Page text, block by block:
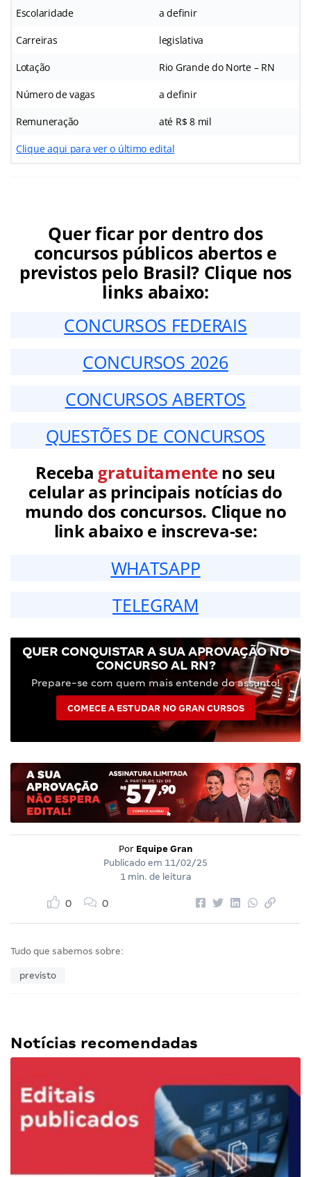
Escolaridade a definir
Carreiras legislativa
Lotação Rio Grande do Norte – RN
Número de vagas a definir
Remuneração até R$ 8 mil
Clique aqui para ver o último edital
Quer ficar por dentro dos
concursos públicos abertos e
previstos pelo Brasil? Clique nos
links abaixo:
CONCURSOS FEDERAIS
CONCURSOS 2026
CONCURSOS ABERTOS
QUESTÕES DE CONCURSOS
Receba gratuitamenteno seu
celular as principais notícias do
mundo dos concursos. Clique no
link abaixo e inscreva-se:
WHATSAPP
TELEGRAM
QUER CONQUISTAR A SUA APROVAÇÃO NO
CONCURSO AL RN?
Prepare-se com quem mais entende do assunto!
COMECE A ESTUDAR NO GRAN CURSOS
Por Equipe Gran
Publicado em 11/02/25
1 min. de leitura
0 0
Tudo que sabemos sobre:
previsto
Notícias recomendadas